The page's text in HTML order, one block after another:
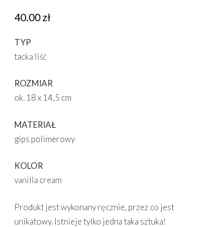
40.00 zł
TYP
tacka liść
ROZMIAR
ok. 18 x 14,5 cm
MATERIAŁ
gips polimerowy
KOLOR
vanilla cream
Produkt jest wykonany ręcznie, przez co jest
unikatowy. Istnieje tylko jedna taka sztuka!